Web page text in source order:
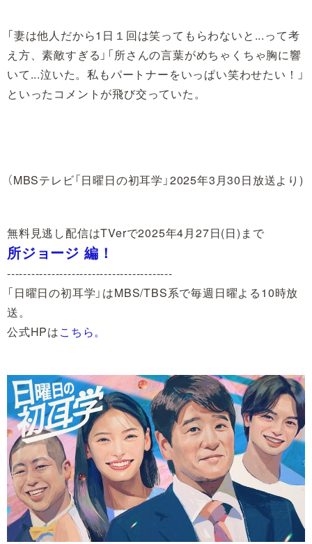
「妻は他人だから1日１回は笑ってもらわないと...って考
え方、素敵すぎる」「所さんの言葉がめちゃくちゃ胸に響
いて...泣いた。私もパートナーをいっぱい笑わせたい！」
といったコメントが飛び交っていた。
（MBSテレビ「日曜日の初耳学」2025年3月30日放送より)
無料見逃し配信はTVerで2025年4月27日(日)まで
所ジョージ 編！
-----------------------------------------
「日曜日の初耳学」はMBS/TBS系で毎週日曜よる10時放
送。
公式HPはこちら。